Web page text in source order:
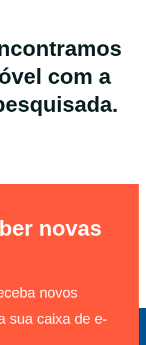
com a
novas
novos
sua caixa de e-